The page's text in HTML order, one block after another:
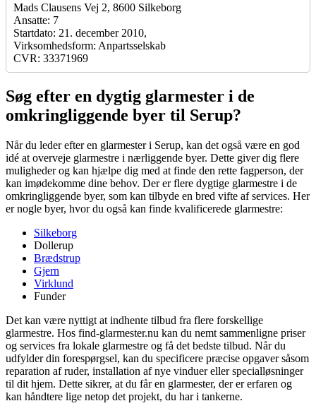
Mads Clausens Vej 2, 8600 Silkeborg
Ansatte: 7
Startdato: 21. december 2010,
Virksomhedsform: Anpartsselskab
CVR: 33371969
Søg efter en dygtig glarmester i de
omkringliggende byer til Serup?
Når du leder efter en glarmester i Serup, kan det også være en god
idé at overveje glarmestre i nærliggende byer. Dette giver dig flere
muligheder og kan hjælpe dig med at finde den rette fagperson, der
kan imødekomme dine behov. Der er flere dygtige glarmestre i de
omkringliggende byer, som kan tilbyde en bred vifte af services. Her
er nogle byer, hvor du også kan finde kvalificerede glarmestre:
Silkeborg
Dollerup
Brædstrup
Gjern
Virklund
Funder
Det kan være nyttigt at indhente tilbud fra flere forskellige
glarmestre. Hos find-glarmester.nu kan du nemt sammenligne priser
og services fra lokale glarmestre og få det bedste tilbud. Når du
udfylder din forespørgsel, kan du specificere præcise opgaver såsom
reparation af ruder, installation af nye vinduer eller specialløsninger
til dit hjem. Dette sikrer, at du får en glarmester, der er erfaren og
kan håndtere lige netop det projekt, du har i tankerne.